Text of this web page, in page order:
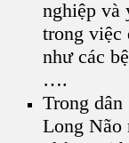
nghiệp và
trong việc
như các
….
Trong
Long Não